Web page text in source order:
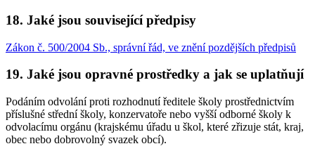
18. Jaké jsou související předpisy
Zákon č. 500/2004 Sb., správní řád, ve znění pozdějších předpisů
19. Jaké jsou opravné prostředky a jak se uplatňují
Podáním odvolání proti rozhodnutí ředitele školy prostřednictvím
příslušné střední školy, konzervatoře nebo vyšší odborné školy k
odvolacímu orgánu (krajskému úřadu u škol, které zřizuje stát, kraj,
obec nebo dobrovolný svazek obcí).